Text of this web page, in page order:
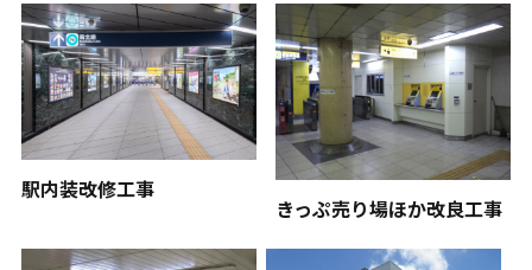
駅内装改修工事
きっぷ売り場ほか改良工事